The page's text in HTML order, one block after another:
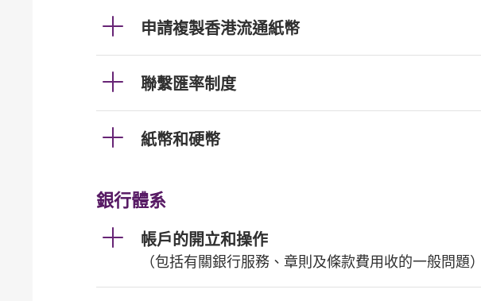
申請複製香港流通紙幣
聯繫匯率制度
紙幣和硬幣
銀行體系
帳戶的開立和操作
（包括有關銀行服務、章則及條款費用收的一般問題）